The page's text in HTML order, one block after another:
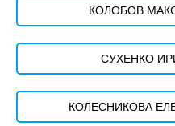
КОЛОБОВ
СУХЕНКО
КОЛЕСНИКОВА